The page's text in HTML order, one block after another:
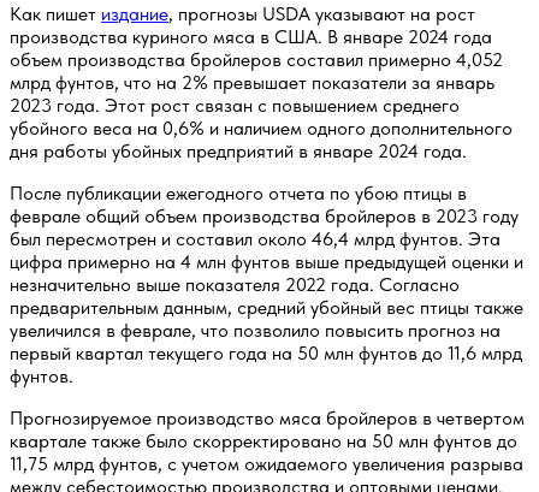
Как пишет издание, прогнозы USDA указывают на рост
производства куриного мяса в США. В январе 2024 года
объем производства бройлеров составил примерно 4,052
млрд фунтов, что на 2% превышает показатели за январь
2023 года. Этот рост связан с повышением среднего
убойного веса на 0,6% и наличием одного дополнительного
дня работы убойных предприятий в январе 2024 года.
После публикации ежегодного отчета по убою птицы в
феврале общий объем производства бройлеров в 2023 году
был пересмотрен и составил около 46,4 млрд фунтов. Эта
цифра примерно на 4 млн фунтов выше предыдущей оценки и
незначительно выше показателя 2022 года. Согласно
предварительным данным, средний убойный вес птицы также
увеличился в феврале, что позволило повысить прогноз на
первый квартал текущего года на 50 млн фунтов до 11,6 млрд
фунтов.
Прогнозируемое производство мяса бройлеров в четвертом
квартале также было скорректировано на 50 млн фунтов до
11,75 млрд фунтов, с учетом ожидаемого увеличения разрыва
между себестоимостью производства и оптовыми ценами.